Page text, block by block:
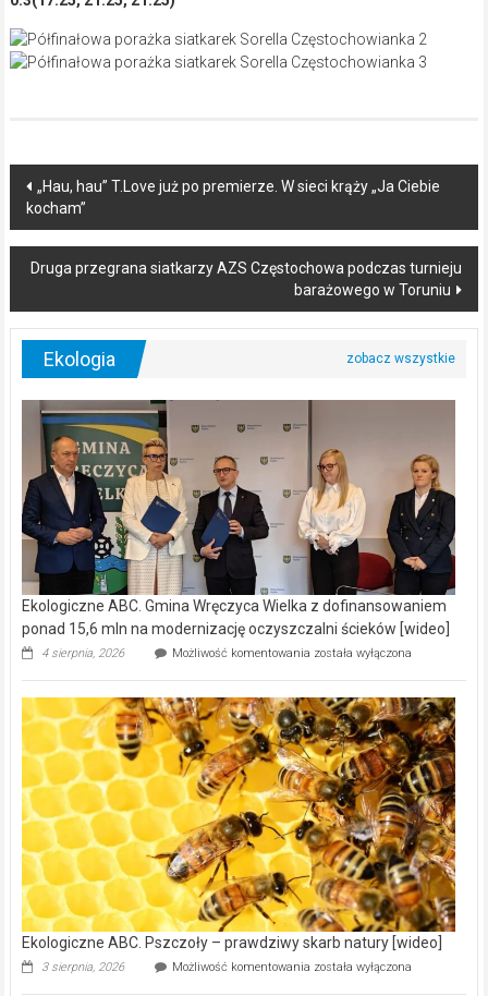
Post
navigation
„Hau, hau” T.Love już po premierze. W sieci krąży „Ja Ciebie
kocham”
Druga przegrana siatkarzy AZS Częstochowa podczas turnieju
barażowego w Toruniu
Ekologia
Ekologiczne ABC. Gmina Wręczyca Wielka z dofinansowaniem
ponad 15,6 mln na modernizację oczyszczalni ścieków [wideo]
4 sierpnia, 2026 Możliwość komentowania Ekologiczne
Wręczyca
Wielka
z
dofinansowaniem
ponad
15,6
mln
na
modernizację
oczyszczalni
ścieków
[wideo]
została wyłączona
Ekologiczne ABC. Pszczoły – prawdziwy skarb natury [wideo]
3 sierpnia, 2026 Możliwość komentowania Ekologiczne
została wyłączona